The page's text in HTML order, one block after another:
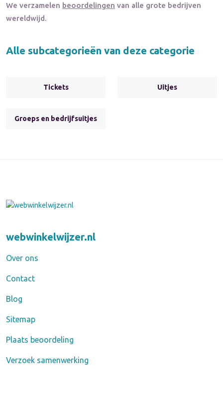
We verzamelen beoordelingen van alle grote bedrijven
wereldwijd.
Alle subcategorieën van deze categorie
Tickets Uitjes
Groeps en bedrijfsuitjes
webwinkelwijzer.nl
Over ons
Contact
Blog
Sitemap
Plaats beoordeling
Verzoek samenwerking